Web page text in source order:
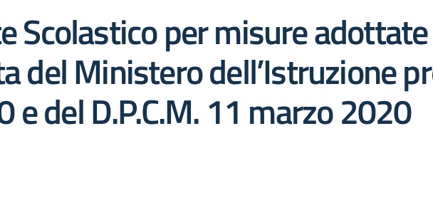
Scolastico per misure
del Ministero dell’Istruzione
del D.P.C.M. 11 marzo 2020